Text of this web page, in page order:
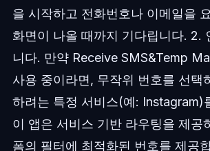
을 시작하고 전화번호나 이메일을
화면이 나올 때까지 기다립니다. 2.
니다. 만약 Receive SMS&Temp
사용 중이라면, 무작위 번호를 선택
하려는 특정 서비스(예: Instagram)
이 앱은 서비스 기반 라우팅을 제공
폼의 필터에 최적화된 번호를 제공